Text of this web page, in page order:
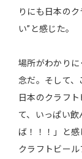
りにも日本の
い”と感じた。
場所がわかり
念だ。そして、
日本のクラフ
て、いっぱい
ば！！！」と感
クラフトビー